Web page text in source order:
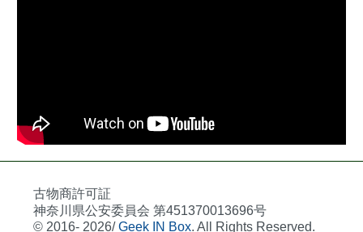
古物商許可証
神奈川県公安委員会 第451370013696号
© 2016- 2026/Geek IN Box. All Rights Reserved.